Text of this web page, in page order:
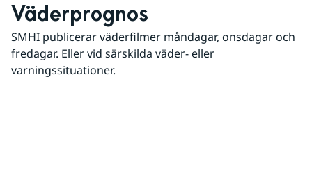
Väderprognos
SMHI publicerar väderfilmer måndagar, onsdagar och
fredagar. Eller vid särskilda väder- eller
varningssituationer.